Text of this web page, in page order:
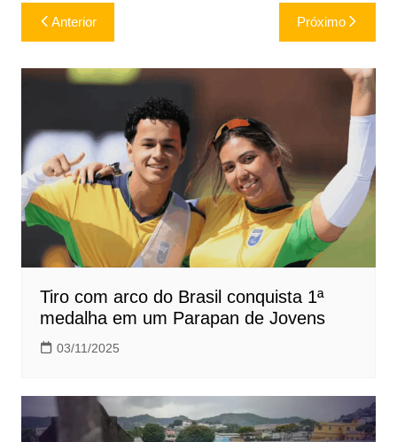
Navegação
de
Post
Anterior Próximo
Tiro com arco do Brasil conquista 1ª
medalha em um Parapan de Jovens
03/11/2025